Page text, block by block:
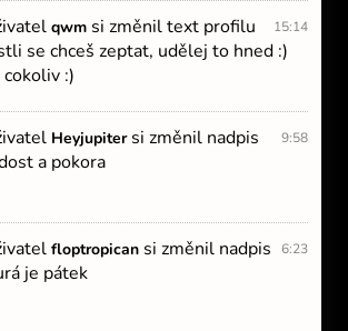
qwm si změnil text profilu 15:14
se chceš zeptat, udělej to hned :)
cokoliv :)
Heyjupitersi změnil nadpis 9:58
a pokora
floptropican si změnil nadpis 6:23
je pátek